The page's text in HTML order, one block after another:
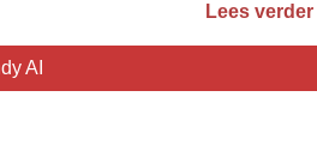
Lees verder
AI